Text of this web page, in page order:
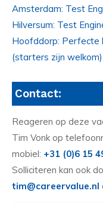
Amsterdam: Test
Hilversum: Test
Hoofddorp: Perfecte
(starters zijn welkom)
Contact:
Reageren op deze
Tim Vonk op
mobiel: +31 (0)6 15
Solliciteren kan ook
tim@careervalue.nl